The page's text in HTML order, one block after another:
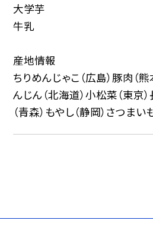
大学芋
牛乳
産地情報
ちりめんじゃこ（広島）豚肉（
んじん（北海道）小松菜（東京
（青森）もやし（静岡）さつまい